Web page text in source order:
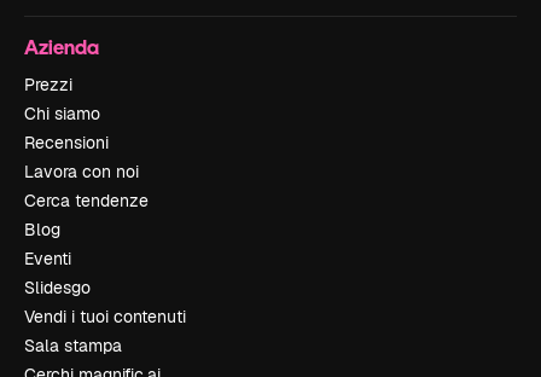
Azienda
Prezzi
Chi siamo
Recensioni
Lavora con noi
Cerca tendenze
Blog
Eventi
Slidesgo
Vendi i tuoi contenuti
Sala stampa